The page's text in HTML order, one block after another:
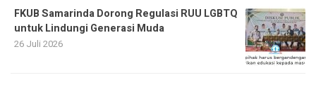
FKUB Samarinda Dorong Regulasi RUU LGBTQ
untuk Lindungi Generasi Muda
26 Juli 2026